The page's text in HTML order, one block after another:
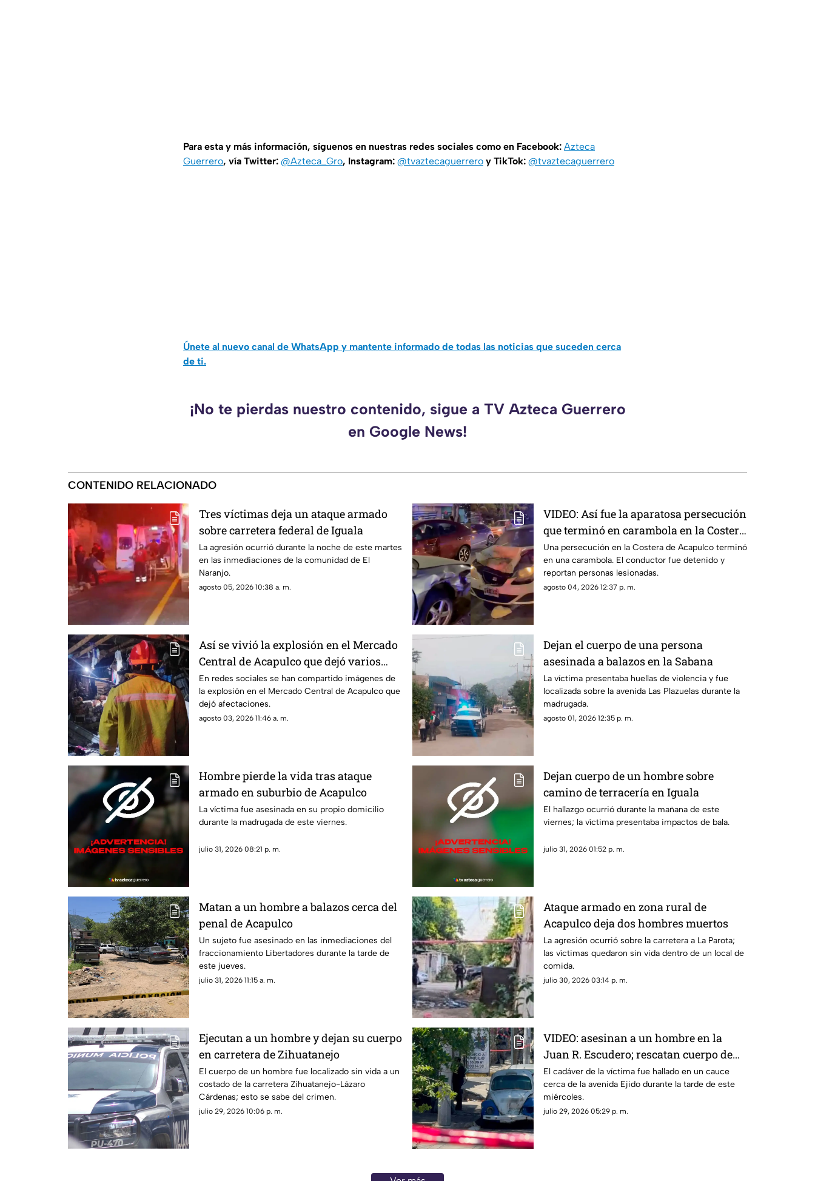
Para esta y más información, síguenos en nuestras redes sociales como en Facebook: Azteca
Guerrero, vía Twitter: @Azteca_Gro, Instagram: @tvaztecaguerrero y TikTok: @tvaztecaguerrero
Únete al nuevo canal de WhatsApp y mantente informado de todas las noticias que suceden cerca
de ti.
¡No te pierdas nuestro contenido, sigue a TV Azteca Guerrero
en Google News!
CONTENIDO RELACIONADO
Tres víctimas deja un ataque armado
sobre carretera federal de Iguala
La agresión ocurrió durante la noche de este martes
en las inmediaciones de la comunidad de El
Naranjo.
agosto 05, 2026 10:38 a. m.
VIDEO: Así fue la aparatosa persecución
que terminó en carambola en la Costera
de Acapulco
Una persecución en la Costera de Acapulco terminó
en una carambola. El conductor fue detenido y
reportan personas lesionadas.
agosto 04, 2026 12:37 p. m.
Así se vivió la explosión en el Mercado
Central de Acapulco que dejó varios
locales afectados
En redes sociales se han compartido imágenes de
la explosión en el Mercado Central de Acapulco que
dejó afectaciones.
agosto 03, 2026 11:46 a. m.
Dejan el cuerpo de una persona
asesinada a balazos en la Sabana
La víctima presentaba huellas de violencia y fue
localizada sobre la avenida Las Plazuelas durante la
madrugada.
agosto 01, 2026 12:35 p. m.
Hombre pierde la vida tras ataque
armado en suburbio de Acapulco
La víctima fue asesinada en su propio domicilio
durante la madrugada de este viernes.
julio 31, 2026 08:21 p. m.
Dejan cuerpo de un hombre sobre
camino de terracería en Iguala
El hallazgo ocurrió durante la mañana de este
viernes; la víctima presentaba impactos de bala.
julio 31, 2026 01:52 p. m.
Matan a un hombre a balazos cerca del
penal de Acapulco
Un sujeto fue asesinado en las inmediaciones del
fraccionamiento Libertadores durante la tarde de
este jueves.
julio 31, 2026 11:15 a. m.
Ataque armado en zona rural de
Acapulco deja dos hombres muertos
La agresión ocurrió sobre la carretera a La Parota;
las víctimas quedaron sin vida dentro de un local de
comida.
julio 30, 2026 03:14 p. m.
Ejecutan a un hombre y dejan su cuerpo
en carretera de Zihuatanejo
El cuerpo de un hombre fue localizado sin vida a un
costado de la carretera Zihuatanejo-Lázaro
Cárdenas; esto se sabe del crimen.
julio 29, 2026 10:06 p. m.
VIDEO: asesinan a un hombre en la
Juan R. Escudero; rescatan cuerpo de
canal
El cadáver de la víctima fue hallado en un cauce
cerca de la avenida Ejido durante la tarde de este
miércoles.
julio 29, 2026 05:29 p. m.